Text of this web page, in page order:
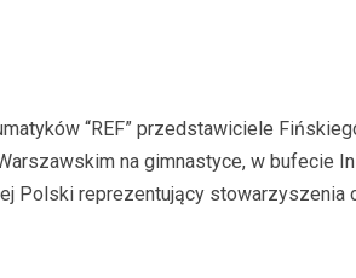
“REF” przedstawiciele
na gimnastyce, w bufecie
Polski reprezentujący stowarzyszenia